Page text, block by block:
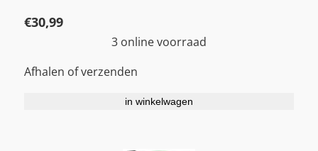
€30,99
3 online voorraad
Afhalen of verzenden
in winkelwagen